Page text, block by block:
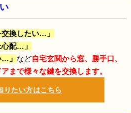
交換したい…」
心配…」
」 など自宅玄関から窓、勝手口、
まで様々な鍵を交換します。
りたい方はこちら